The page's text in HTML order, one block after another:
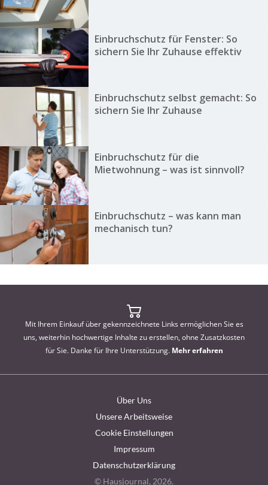
Einbruchschutz für Fenster: So
sichern Sie Ihr Zuhause effektiv
Einbruchschutz selbst gemacht: So
sichern Sie Ihr Zuhause
Einbruchschutz für die
Mietwohnung – was ist sinnvoll?
Einbruchschutz – was kann man
mechanisch tun?
Mit Ihrem Einkauf über gekennzeichnete Links ermöglichen Sie es
uns, weiterhin hochwertige Inhalte zu erstellen, ohne Zusatzkosten
für Sie. Danke für Ihre Unterstützung. Mehr erfahren
Über Uns
Unsere Arbeitsweise
Cookie Einstellungen
Impressum
Datenschutzerklärung
© Hausjournal, 2026.